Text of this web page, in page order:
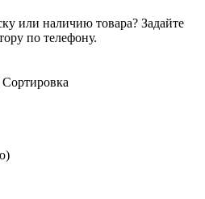
или наличию товара? Задайте
по телефону.
Сортировка